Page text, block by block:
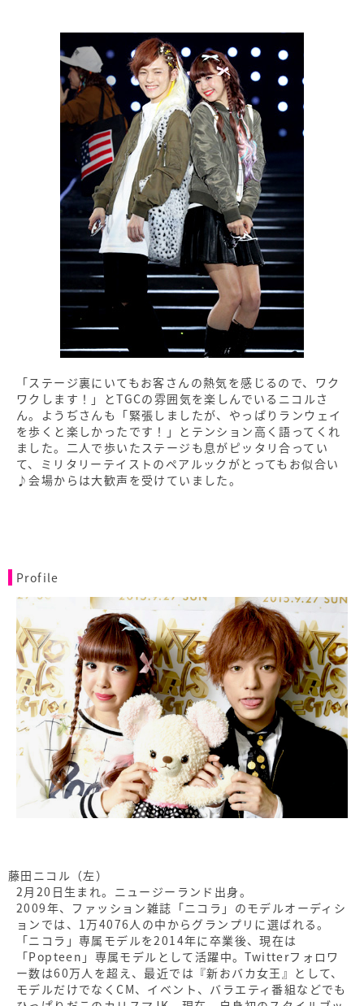
「ステージ裏にいてもお客さんの熱気を感じるので、ワク
ワクします！」とTGCの雰囲気を楽しんでいるニコルさ
ん。ようぢさんも「緊張しましたが、やっぱりランウェイ
を歩くと楽しかったです！」とテンション高く語ってくれ
ました。二人で歩いたステージも息がピッタリ合ってい
て、ミリタリーテイストのペアルックがとってもお似合い
♪会場からは大歓声を受けていました。
Profile
藤田ニコル（左）
2月20日生まれ。ニュージーランド出身。
2009年、ファッション雑誌「ニコラ」のモデルオーディシ
ョンでは、1万4076人の中からグランプリに選ばれる。
「ニコラ」専属モデルを2014年に卒業後、現在は
「Popteen」専属モデルとして活躍中。Twitterフォロワ
ー数は60万人を超え、最近では『新おバカ女王』として、
モデルだけでなくCM、イベント、バラエティ番組などでも